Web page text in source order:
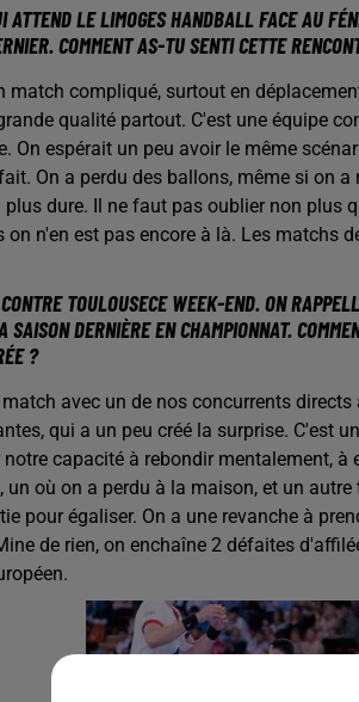
ATTEND LE LIMOGES HANDBALL FACE AU
COMMENT AS-TU SENTI CETTE
match compliqué, surtout en
qualité partout. C'est une équipe
On espérait un peu avoir le même
On a perdu des ballons, même si on
plus dure. Il ne faut pas oublier non plus
on n'en est pas encore à là. Les matchs
TOULOUSECE WEEK-END. ON
DERNIÈRE EN CHAMPIONNAT.
?
avec un de nos concurrents
qui a un peu créé la surprise. C'est
capacité à rebondir mentalement,
un où on a perdu à la maison, et un
pour égaliser. On a une revanche à
de rien, on enchaîne 2 défaites